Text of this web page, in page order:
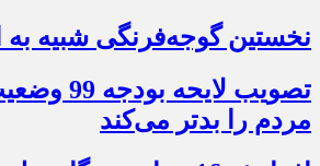
نخستین گوجه‌فرنگی شبیه به
تصویب
مردم را بدتر می‌کند